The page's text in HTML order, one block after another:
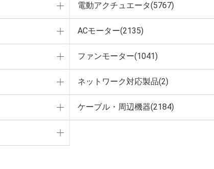
電動アクチュエータ(5767)
ACモーター(2135)
ファンモーター(1041)
ネットワーク対応製品(2)
ケーブル・周辺機器(2184)